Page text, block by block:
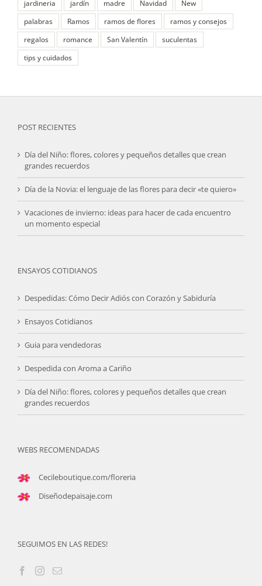
jardineria
jardín madre Navidad
New
palabras
Ramos ramos de flores
ramos y consejos
regalos
romance San Valentín
suculentas
tips y cuidados
POST RECIENTES
Día del Niño: flores, colores y pequeños detalles que crean
grandes recuerdos
Día de la Novia: el lenguaje de las flores para decir «te quiero»
Vacaciones de invierno: ideas para hacer de cada encuentro
un momento especial
ENSAYOS COTIDIANOS
Despedidas: Cómo Decir Adiós con Corazón y Sabiduría
Ensayos Cotidianos
Guia para vendedoras
Despedida con Aroma a Cariño
Día del Niño: flores, colores y pequeños detalles que crean
grandes recuerdos
WEBS RECOMENDADAS
Cecileboutique.com/floreria
Diseñodepaisaje.com
SEGUIMOS EN LAS REDES!